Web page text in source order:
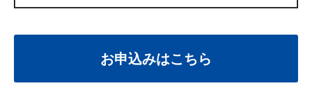
お申込みはこちら